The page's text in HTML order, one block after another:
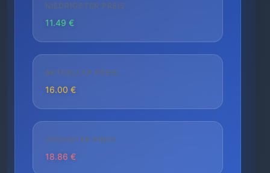
NIEDRIGSTER PREIS
11.49 €
AKTUELLER PREIS
16.00 €
HÖCHSTER PREIS
18.86 €